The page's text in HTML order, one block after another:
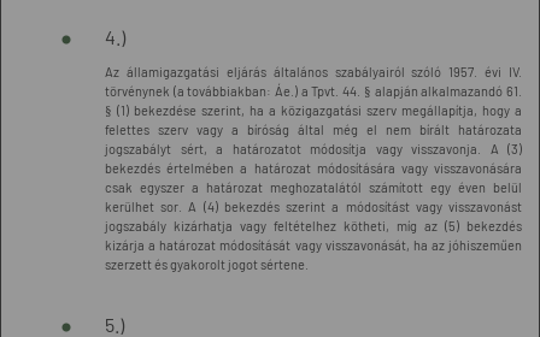
4.)
Az államigazgatási eljárás általános szabályairól szóló 1957. évi IV.
törvénynek (a továbbiakban: Áe.) a Tpvt. 44. § alapján alkalmazandó 61.
§ (1) bekezdése szerint, ha a közigazgatási szerv megállapítja, hogy a
felettes szerv vagy a bíróság által még el nem bírált határozata
jogszabályt sért, a határozatot módosítja vagy visszavonja. A (3)
bekezdés értelmében a határozat módosítására vagy visszavonására
csak egyszer a határozat meghozatalától számított egy éven belül
kerülhet sor. A (4) bekezdés szerint a módosítást vagy visszavonást
jogszabály kizárhatja vagy feltételhez kötheti, míg az (5) bekezdés
kizárja a határozat módosítását vagy visszavonását, ha az jóhiszeműen
szerzett és gyakorolt jogot sértene.
5.)